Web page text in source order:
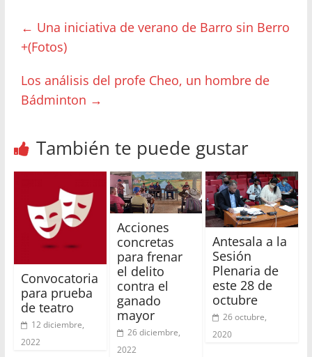
← Una iniciativa de verano de Barro sin Berro
+(Fotos)
Los análisis del profe Cheo, un hombre de
Bádminton →
También te puede gustar
Convocatoria
para prueba
de teatro
12 diciembre,
2022
Acciones
concretas
para frenar
el delito
contra el
ganado
mayor
26 diciembre,
2022
Antesala a la
Sesión
Plenaria de
este 28 de
octubre
26 octubre,
2020